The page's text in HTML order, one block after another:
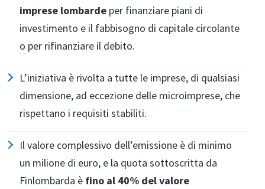
imprese lombarde per finanziare piani di
investimento e il fabbisogno di capitale circolante
o per rifinanziare il debito.
L’iniziativa è rivolta a tutte le imprese, di qualsiasi
dimensione, ad eccezione delle microimprese, che
rispettano i requisiti stabiliti.
Il valore complessivo dell’emissione è di minimo
un milione di euro, e la quota sottoscritta da
Finlombarda è fino al 40% del valore